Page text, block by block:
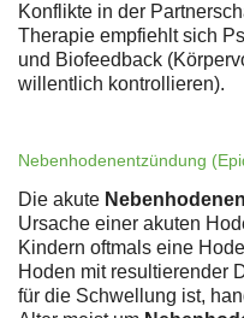
Konflikte in der
Therapie empfiehlt sich
und Biofeedback
willentlich kontrollieren).
Nebenhodenentzündung
Die akute
Ursache einer akuten
Kindern oftmals eine
Hoden mit resultierender
für die Schwellung ist,